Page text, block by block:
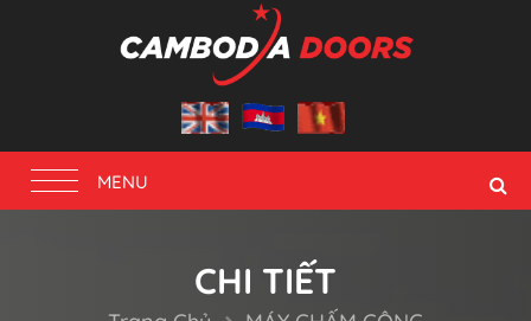
Toggle
navigation
MENU
CHI TIẾT